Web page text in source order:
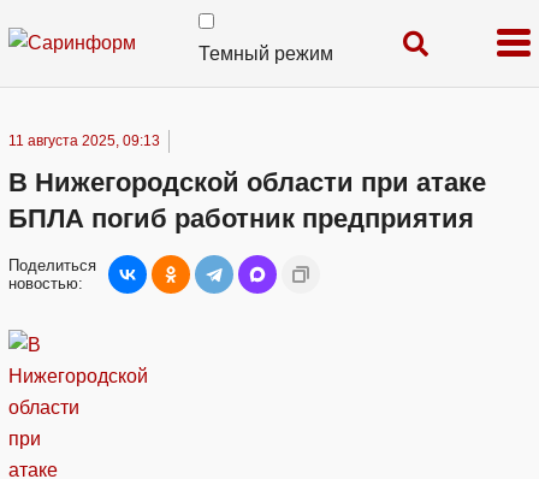
Темный режим
11 августа 2025, 09:13
В Нижегородской области при атаке
БПЛА погиб работник предприятия
Поделиться
новостью: